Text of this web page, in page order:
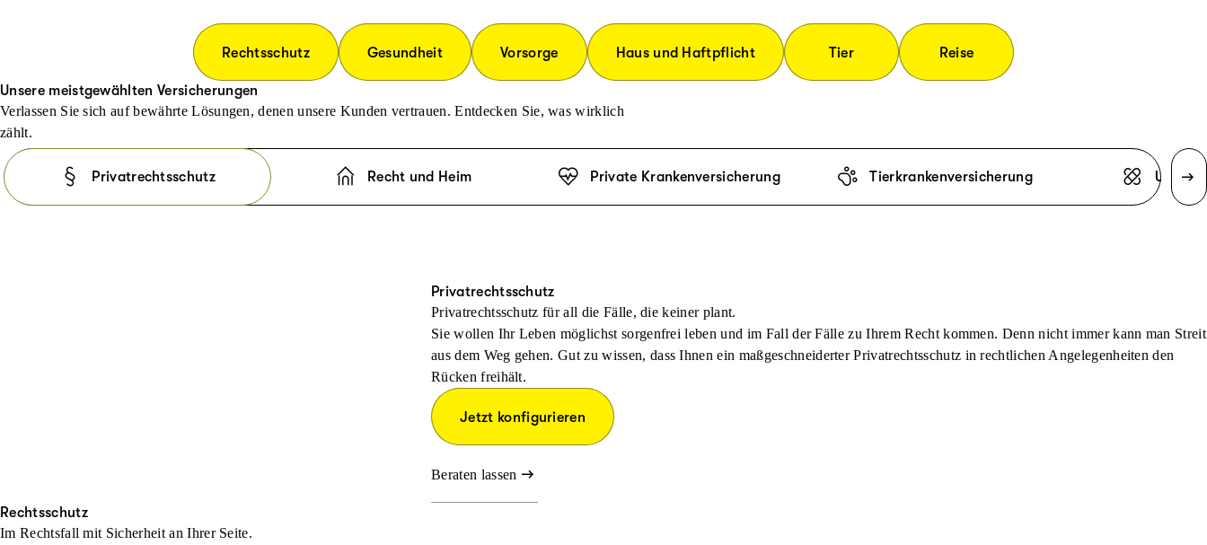
Rechtsschutz Gesundheit Vorsorge Haus und Haftpflicht Tier Reise
Unsere meistgewählten Versicherungen
Verlassen Sie sich auf bewährte Lösungen, denen unsere Kunden vertrauen. Entdecken Sie, was wirklich
zählt.
Privatrechtsschutz Recht und Heim Private Krankenversicherung Tierkrankenversicherung
Privatrechtsschutz
Privatrechtsschutz für all die Fälle, die keiner plant.
Sie wollen Ihr Leben möglichst sorgenfrei leben und im Fall der Fälle zu Ihrem Recht kommen. Denn nicht immer kann man Streit
aus dem Weg gehen. Gut zu wissen, dass Ihnen ein maßgeschneiderter Privatrechtsschutz in rechtlichen Angelegenheiten den
Rücken freihält.
Jetzt konfigurieren
Beraten lassen
Rechtsschutz
Im Rechtsfall mit Sicher­heit an Ihrer Seite.